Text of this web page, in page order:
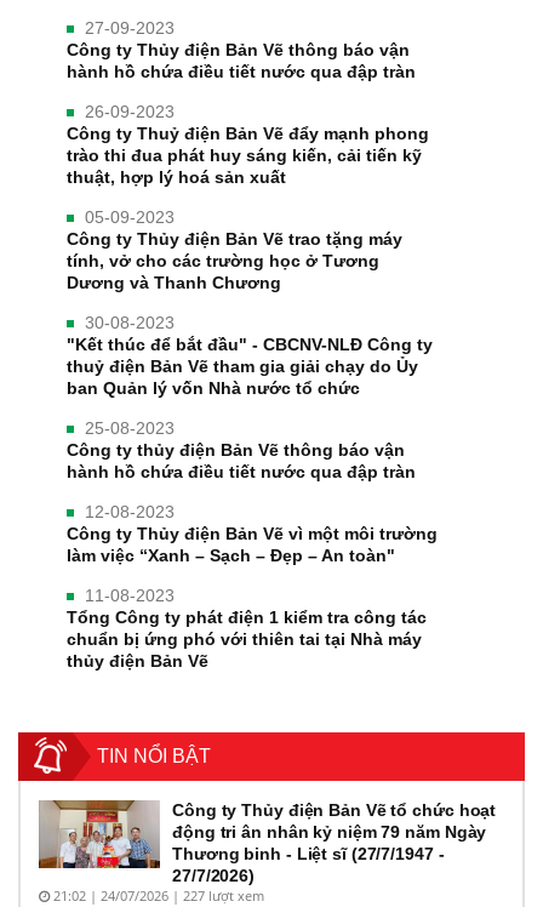
27-09-2023
Công ty Thủy điện Bản Vẽ thông báo vận
hành hồ chứa điều tiết nước qua đập tràn
26-09-2023
Công ty Thuỷ điện Bản Vẽ đẩy mạnh phong
trào thi đua phát huy sáng kiến, cải tiến kỹ
thuật, hợp lý hoá sản xuất
05-09-2023
Công ty Thủy điện Bản Vẽ trao tặng máy
tính, vở cho các trường học ở Tương
Dương và Thanh Chương
30-08-2023
"Kết thúc để bắt đầu" - CBCNV-NLĐ Công ty
thuỷ điện Bản Vẽ tham gia giải chạy do Ủy
ban Quản lý vốn Nhà nước tổ chức
25-08-2023
Công ty thủy điện Bản Vẽ thông báo vận
hành hồ chứa điều tiết nước qua đập tràn
12-08-2023
Công ty Thủy điện Bản Vẽ vì một môi trường
làm việc “Xanh – Sạch – Đẹp – An toàn"
11-08-2023
Tổng Công ty phát điện 1 kiểm tra công tác
chuẩn bị ứng phó với thiên tai tại Nhà máy
thủy điện Bản Vẽ
TIN NỔI BẬT
Công ty Thủy điện Bản Vẽ tổ chức hoạt
động tri ân nhân kỷ niệm 79 năm Ngày
Thương binh - Liệt sĩ (27/7/1947 -
27/7/2026)
21:02 | 24/07/2026 | 227 lượt xem